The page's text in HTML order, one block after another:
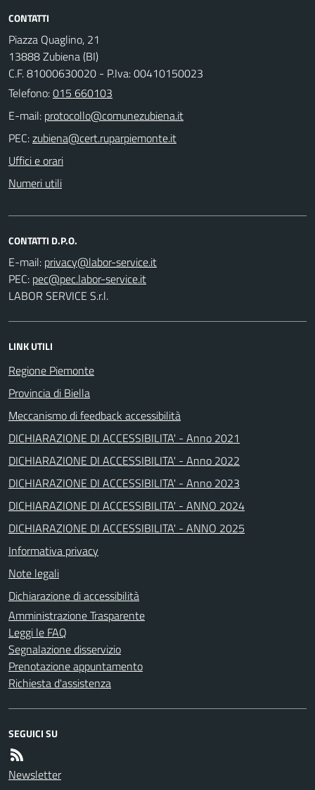
CONTATTI
Piazza Quaglino, 21
13888 Zubiena (BI)
C.F. 81000630020 - P.Iva: 00410150023
Telefono:015 660103
E-mail:
PEC:
Uffici e orari
Numeri utili
CONTATTI D.P.O.
E-mail:
PEC:
LABOR SERVICE S.r.l.
LINK UTILI
Regione Piemonte
Provincia di Biella
Meccanismo di feedback accessibilità
DICHIARAZIONE DI ACCESSIBILITA' - Anno 2021
DICHIARAZIONE DI ACCESSIBILITA' - Anno 2022
DICHIARAZIONE DI ACCESSIBILITA' - Anno 2023
DICHIARAZIONE DI ACCESSIBILITA' - ANNO 2024
DICHIARAZIONE DI ACCESSIBILITA' - ANNO 2025
Informativa privacy
Note legali
Dichiarazione di accessibilità
Amministrazione Trasparente
Leggi le FAQ
Segnalazione disservizio
Prenotazione appuntamento
Richiesta d'assistenza
SEGUICI SU
Newsletter